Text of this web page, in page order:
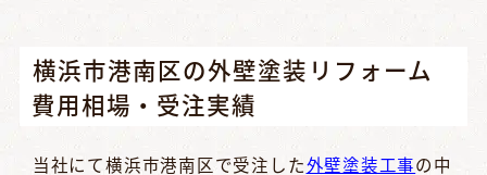
横浜市港南区の外壁塗装リフォーム
費用相場・受注実績
当社にて横浜市港南区で受注した外壁塗装工事の中